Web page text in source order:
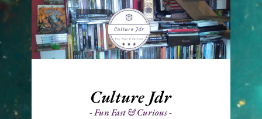
Accéder
au
contenu
principal
Culture Jdr
Fun Fast & Curious